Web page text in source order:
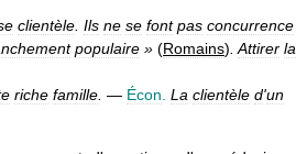
clientèle Ils ne se font pas concurrence
populaire » (Romains) Attirer la
riche famille — Écon La clientèle d'un